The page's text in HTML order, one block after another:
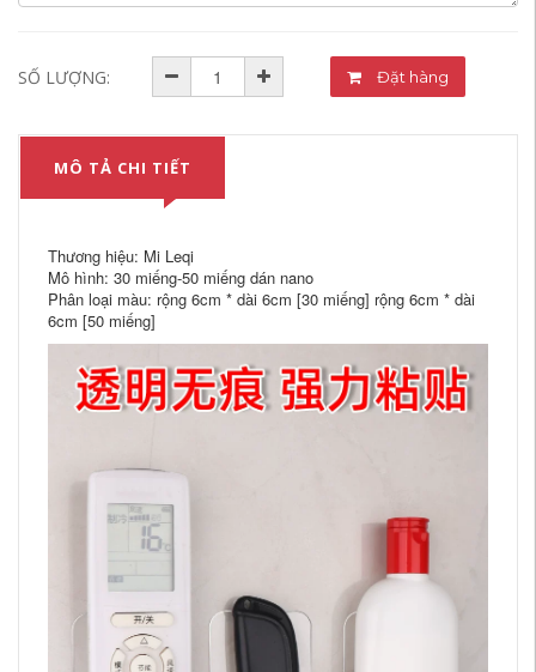
SỐ LƯỢNG: Đặt hàng
MÔ TẢ CHI TIẾT
Thương hiệu: Mi Leqi
Mô hình: 30 miếng-50 miếng dán nano
Phân loại màu: rộng 6cm * dài 6cm [30 miếng] rộng 6cm * dài
6cm [50 miếng]